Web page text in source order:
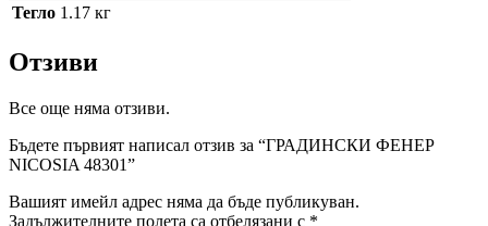
Тегло 1.17 кг
Отзиви
Все още няма отзиви.
Бъдете първият написал отзив за “ГРАДИНСКИ ФЕНЕР
NICOSIA 48301”
Вашият имейл адрес няма да бъде публикуван.
Задължителните полета са отбелязани с *